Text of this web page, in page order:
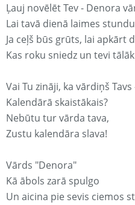
Ļauj novēlēt Tev - Denora
Lai tavā dienā laimes
Ja ceļš būs grūts, lai apkārt
Kas roku sniedz un tevi
Vai Tu zināji, ka vārdiņš
Kalendārā skaistākais?
Nebūtu tur vārda tava,
Zustu kalendāra slava!
Vārds "Denora"
Kā ābols zarā spulgo
Un aicina pie sevis ciemos